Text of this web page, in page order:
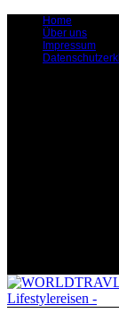
Home
Über uns
Impressum